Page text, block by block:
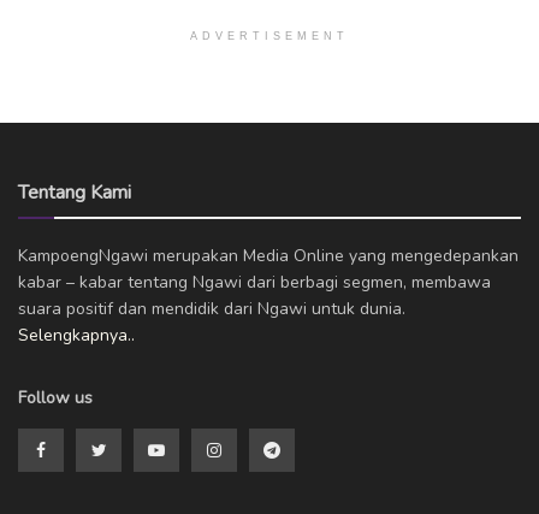
ADVERTISEMENT
Tentang Kami
KampoengNgawi merupakan Media Online yang mengedepankan
kabar – kabar tentang Ngawi dari berbagi segmen, membawa
suara positif dan mendidik dari Ngawi untuk dunia.
Selengkapnya..
Follow us